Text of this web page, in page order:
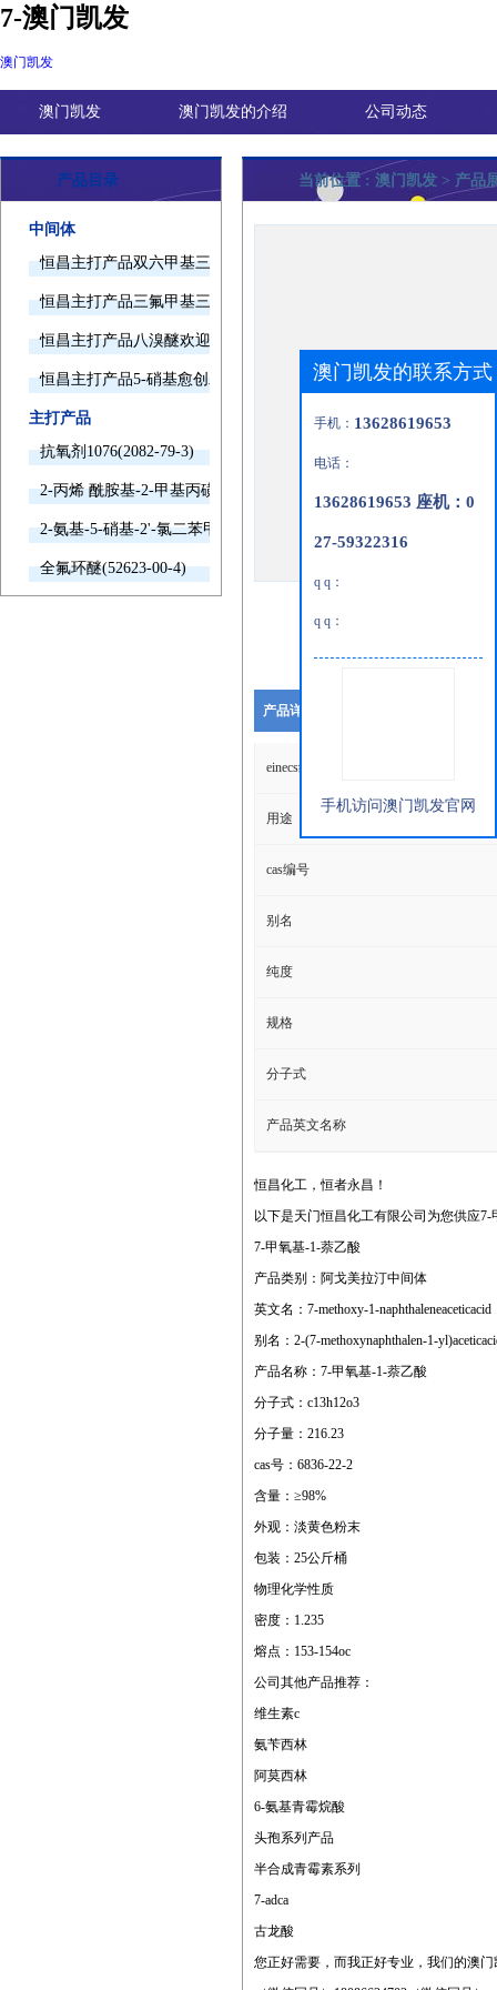
7-澳门凯发
澳门凯发
澳门凯发 澳门凯发的介绍 公司动态
产品目录
中间体
恒昌主打产品双六甲基三胺欢迎询价
恒昌主打产品三氟甲基三甲基硅烷欢迎询价
恒昌主打产品八溴醚欢迎询价
恒昌主打产品5-硝基愈创木酚钠欢迎询价
主打产品
抗氧剂1076(2082-79-3)
2-丙烯 酰胺基-2-甲基丙磺酸(15214-89-8)
2-氨基-5-硝基-2'-氯二苯甲酮(2011-66-7)
全氟环醚(52623-00-4)
当前位置 : 澳门凯发 > 产品
产品详细说明
einecs编号
用途
cas编号
别名
纯度
规格
分子式
产品英文名称
恒昌化工，恒者永昌！
以下是天门恒昌化工有限公司为您供应
7-甲氧基-1-萘乙酸
产品类别：阿戈美拉汀中间体
英文名：7-methoxy-1-naphthaleneaceticacid
别名：2-(7-methoxynaphthalen-1-
产品名称：7-甲氧基-1-萘乙酸
分子式：c13h12o3
分子量：216.23
cas号：6836-22-2
含量：≥98%
外观：淡黄色粉末
包装：25公斤桶
物理化学性质
密度：1.235
熔点：153-154oc
公司其他产品推荐：
维生素c
氨苄西林
阿莫西林
6-氨基青霉烷酸
头孢系列产品
半合成青霉素系列
7-adca
古龙酸
您正好需要，而我正好专业，我们的澳
澳门凯发的联系方式
手机： 13628619653
电话：
13628619653 座机：0
27-59322316
q q：
q q：
手机访问澳门凯发官网